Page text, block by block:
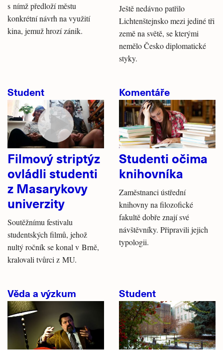
s nímž předloží městu
konkrétní návrh na využití
kina, jemuž hrozí zánik.
Ještě nedávno patřilo
Lichtenštejnsko mezi jediné tři
země na světě, se kterými
nemělo Česko diplomatické
styky.
Student
Filmový striptýz
ovládli studenti
z Masarykovy
univerzity
Soutěžnímu festivalu
studentských filmů, jehož
nultý ročník se konal v Brně,
kralovali tvůrci z MU.
Komentáře
Studenti očima
knihovníka
Zaměstnanci ústřední
knihovny na filozofické
fakultě dobře znají své
návštěvníky. Připravili jejich
typologii.
Věda a výzkum Student